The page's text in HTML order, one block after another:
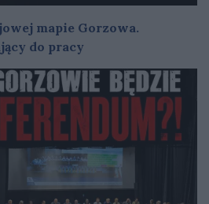
mapie Gorzowa.
do pracy